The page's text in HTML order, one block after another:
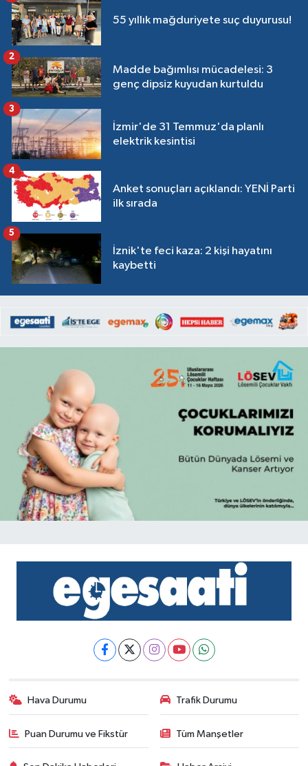
55 yıllık mağduriyete suç duyurusu!
Madde bağımlısı mücadelesi: 3
genç dipsiz kuyudan kurtuldu
2
İzmir'de 31 Temmuz'da planlı
elektrik kesintisi
3
Anket sonuçları açıklandı: YENİ Parti
ilk sırada
4
İznik'te feci kaza: 2 kişi hayatını
kaybetti
5
Hava Durumu Trafik Durumu
Puan Durumu ve Fikstür Tüm Manşetler